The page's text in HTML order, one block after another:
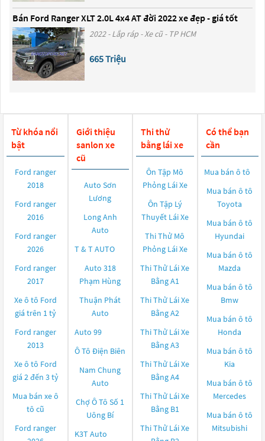
Bán Ford Ranger XLT 2.0L 4x4 AT đời 2022 xe đẹp - giá tốt
2022 - Lắp ráp - Xe cũ - TP HCM
665 Triệu
Từ khóa nổi
bật
Ford ranger
2018
Ford ranger
2016
Ford ranger
2026
Ford ranger
2017
Xe ô tô Ford
giá trên 1 tỷ
Ford ranger
2013
Xe ô tô Ford
giá 2 đến 3 tỷ
Mua bán xe ô
tô cũ
Ford ranger
Giới thiệu
sanlon xe
cũ
Auto Sơn
Lương
Long Anh
Auto
T & T AUTO
Auto 318
Phạm Hùng
Thuận Phát
Auto
Auto 99
Ô Tô Điện Biên
Nam Chung
Auto
Chợ Ô Tô Số 1
Uông Bí
K3T Auto
Thi thử
bằng lái xe
Ôn Tập Mô
Phỏng Lái Xe
Ôn Tập Lý
Thuyết Lái Xe
Thi Thử Mô
Phỏng Lái Xe
Thi Thử Lái Xe
Bằng A1
Thi Thử Lái Xe
Bằng A2
Thi Thử Lái Xe
Bằng A3
Thi Thử Lái Xe
Bằng A4
Thi Thử Lái Xe
Bằng B1
Thi Thử Lái Xe
Có thể bạn
cần
Mua bán ô tô
Mua bán ô tô
Toyota
Mua bán ô tô
Hyundai
Mua bán ô tô
Mazda
Mua bán ô tô
Bmw
Mua bán ô tô
Honda
Mua bán ô tô
Kia
Mua bán ô tô
Mercedes
Mua bán ô tô
Mitsubishi